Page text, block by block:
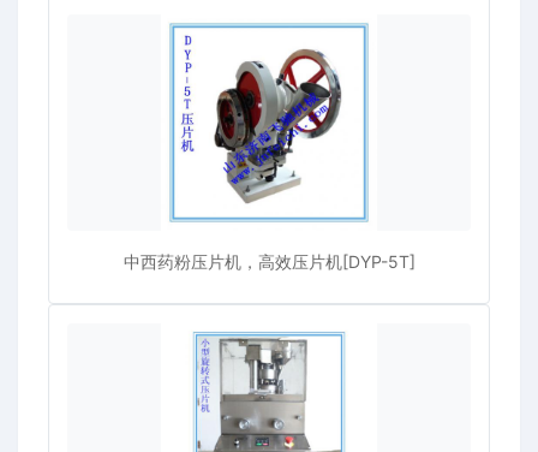
中西药粉压片机，高效压片机[DYP-5T]